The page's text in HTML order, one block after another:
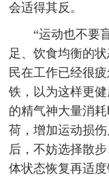
会适得其反。
“运动也不要
足、饮食均衡的
民在工作已经很
铁，以为这样更
的精气神大量消
荷，增加运动损
后，不妨选择散
体状态恢复再适度